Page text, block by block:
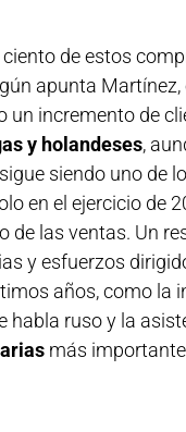
de estos
apunta
un incremento de
y holandeses,
sigue siendo uno de
en el ejercicio de
de las ventas. Un
y esfuerzos
años, como la
habla ruso y la
más